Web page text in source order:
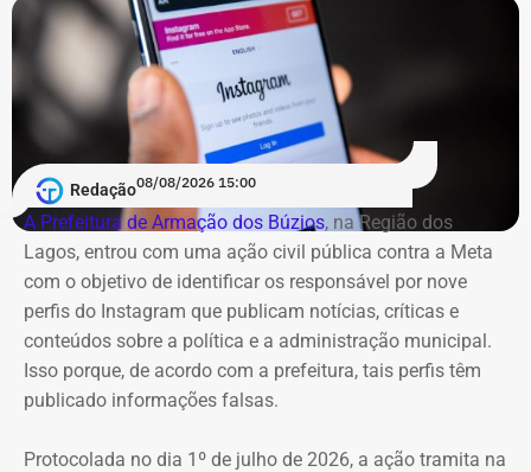
Redação08/08/2026 15:00
A Prefeitura de Armação dos Búzios, na Região dos
Lagos, entrou com uma ação civil pública contra a Meta
com o objetivo de identificar os responsável por nove
perfis do Instagram que publicam notícias, críticas e
conteúdos sobre a política e a administração municipal.
Isso porque, de acordo com a prefeitura, tais perfis têm
publicado informações falsas.
Protocolada no dia 1º de julho de 2026, a ação tramita na